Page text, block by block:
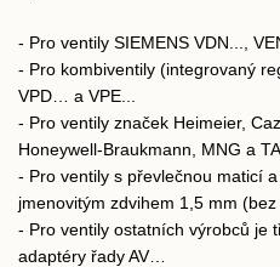
- Pro ventily SIEMENS VDN...,
- Pro kombiventily (integrovaný
VPD… a VPE...
- Pro ventily značek Heimeier,
Honeywell-Braukmann, MNG a
- Pro ventily s převlečnou maticí
jmenovitým zdvihem 1,5 mm
- Pro ventily ostatních výrobců je
adaptéry řady AV…